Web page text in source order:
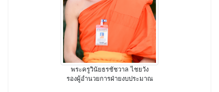
พระครูวินัยธรชัชวาล ไชยวัง
รองผู้อำนวยการฝ่ายงบประมาณ